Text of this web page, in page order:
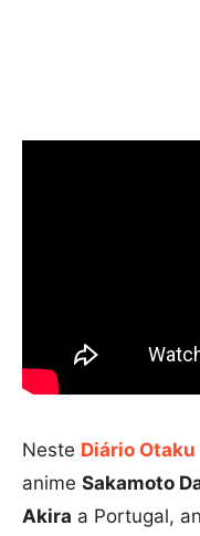
Neste Diário Otaku
anime Sakamoto
Akira a Portugal,